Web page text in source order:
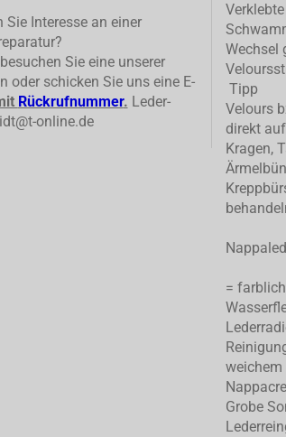
Sie Interesse an einer
Sie eine unserer
oder schicken Sie uns eine E-
Rückrufnummer. Leder-
online.de
Wechsel
Tipp
Velours
direkt
Kragen,
=
weichem
Grobe